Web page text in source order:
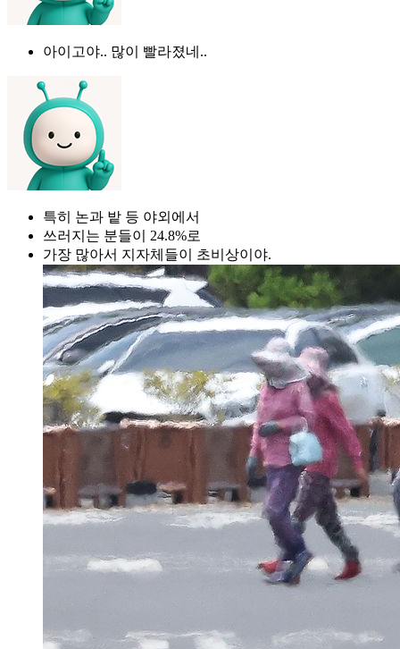
아이고야.. 많이 빨라졌네..
특히 논과 밭 등 야외에서
쓰러지는 분들이 24.8%로
가장 많아서 지자체들이 초비상이야.